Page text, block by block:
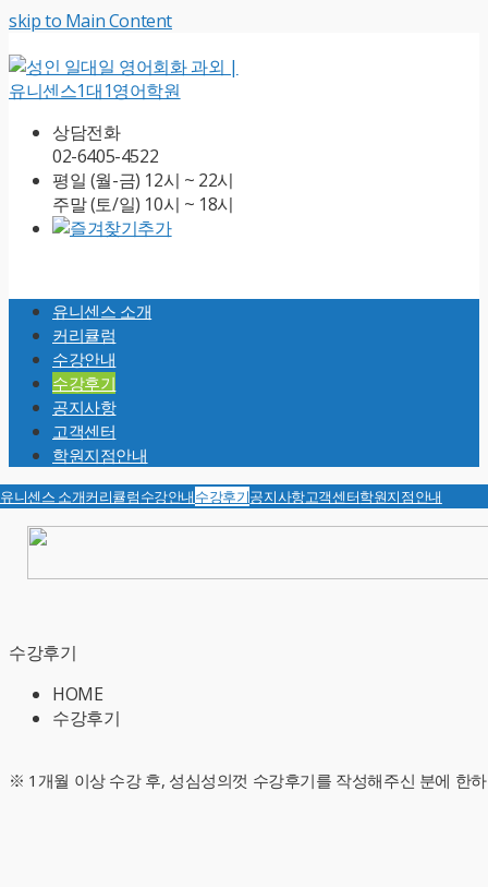
skip to Main Content
상담전화
02-6405-4522
평일 (월-금) 12시 ~ 22시
주말 (토/일) 10시 ~ 18시
Menu유니센스 소개
커리큘럼
수강안내
수강후기
공지사항
고객센터
학원지점안내
유니센스 소개커리큘럼수강안내수강후기공지사항고객센터학원지점안내
수강후기
HOME
수강후기
※ 1개월 이상 수강 후, 성심성의껏 수강후기를 작성해주신 분에 한